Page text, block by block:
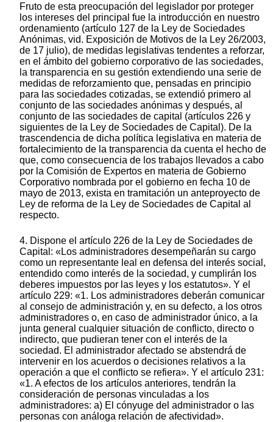
Fruto de esta preocupación del legislador por proteger
los intereses del principal fue la introducción en nuestro
ordenamiento (artículo 127 de la Ley de Sociedades
Anónimas, vid. Exposición de Motivos de la Ley 26/2003,
de 17 julio), de medidas legislativas tendentes a reforzar,
en el ámbito del gobierno corporativo de las sociedades,
la transparencia en su gestión extendiendo una serie de
medidas de reforzamiento que, pensadas en principio
para las sociedades cotizadas, se extendió primero al
conjunto de las sociedades anónimas y después, al
conjunto de las sociedades de capital (artículos 226 y
siguientes de la Ley de Sociedades de Capital). De la
trascendencia de dicha política legislativa en materia de
fortalecimiento de la transparencia da cuenta el hecho de
que, como consecuencia de los trabajos llevados a cabo
por la Comisión de Expertos en materia de Gobierno
Corporativo nombrada por el gobierno en fecha 10 de
mayo de 2013, exista en tramitación un anteproyecto de
Ley de reforma de la Ley de Sociedades de Capital al
respecto.
4. Dispone el artículo 226 de la Ley de Sociedades de
Capital: «Los administradores desempeñarán su cargo
como un representante leal en defensa del interés social,
entendido como interés de la sociedad, y cumplirán los
deberes impuestos por las leyes y los estatutos». Y el
artículo 229: «1. Los administradores deberán comunicar
al consejo de administración y, en su defecto, a los otros
administradores o, en caso de administrador único, a la
junta general cualquier situación de conflicto, directo o
indirecto, que pudieran tener con el interés de la
sociedad. El administrador afectado se abstendrá de
intervenir en los acuerdos o decisiones relativos a la
operación a que el conflicto se refiera». Y el artículo 231:
«1. A efectos de los artículos anteriores, tendrán la
consideración de personas vinculadas a los
administradores: a) El cónyuge del administrador o las
personas con análoga relación de afectividad».